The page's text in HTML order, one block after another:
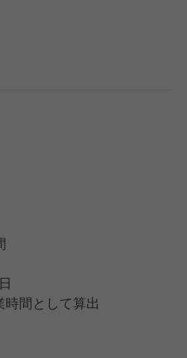
間として算出